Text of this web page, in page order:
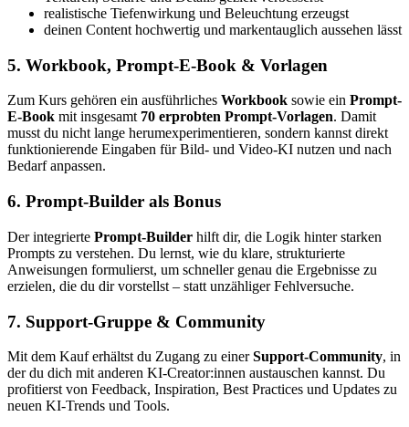
realistische Tiefenwirkung und Beleuchtung erzeugst
deinen Content hochwertig und markentauglich aussehen lässt
5. Workbook, Prompt-E-Book & Vorlagen
Zum Kurs gehören ein ausführliches Workbook sowie ein Prompt-
E-Book mit insgesamt 70 erprobten Prompt-Vorlagen. Damit
musst du nicht lange herumexperimentieren, sondern kannst direkt
funktionierende Eingaben für Bild- und Video-KI nutzen und nach
Bedarf anpassen.
6. Prompt-Builder als Bonus
Der integrierte Prompt-Builder hilft dir, die Logik hinter starken
Prompts zu verstehen. Du lernst, wie du klare, strukturierte
Anweisungen formulierst, um schneller genau die Ergebnisse zu
erzielen, die du dir vorstellst – statt unzähliger Fehlversuche.
7. Support-Gruppe & Community
Mit dem Kauf erhältst du Zugang zu einerSupport-Community, in
der du dich mit anderen KI-Creator:innen austauschen kannst. Du
profitierst von Feedback, Inspiration, Best Practices und Updates zu
neuen KI-Trends und Tools.